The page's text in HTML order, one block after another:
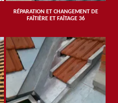
RÉPARATION ET CHANGEMENT DE
FAÎTIÈRE ET FAÎTAGE 36